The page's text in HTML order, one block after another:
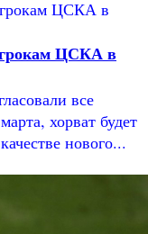
ЦСКА в
все
хорват будет
нового...